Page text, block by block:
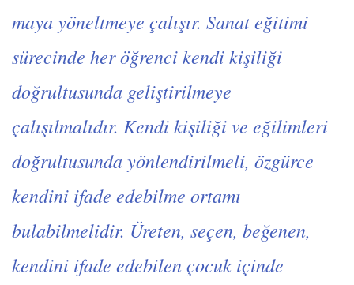
maya yöneltmeye çalışır. Sanat eğitimi
sürecinde her öğrenci kendi kişiliği
doğrultusunda geliştirilmeye
çalışılmalıdır. Kendi kişiliği ve eğilimleri
doğrultusunda yönlendirilmeli, özgürce
kendini ifade edebilme ortamı
bulabilmelidir. Üreten, seçen, beğenen,
kendini ifade edebilen çocuk içinde